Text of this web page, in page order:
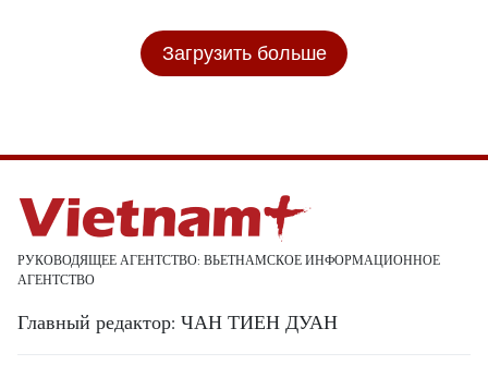
Загрузить больше
РУКОВОДЯЩЕЕ АГЕНТСТВО: ВЬЕТНАМСКОЕ ИНФОРМАЦИОННОЕ
АГЕНТСТВО
Главный редактор: ЧАН ТИЕН ДУАН